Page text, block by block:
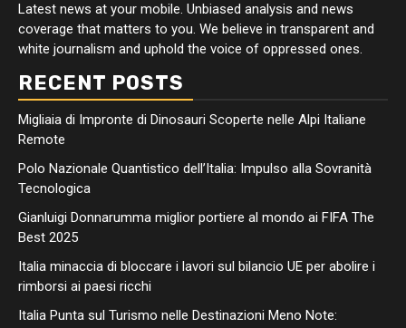
Latest news at your mobile. Unbiased analysis and news
coverage that matters to you. We believe in transparent and
white journalism and uphold the voice of oppressed ones.
RECENT POSTS
Migliaia di Impronte di Dinosauri Scoperte nelle Alpi Italiane
Remote
Polo Nazionale Quantistico dell’Italia: Impulso alla Sovranità
Tecnologica
Gianluigi Donnarumma miglior portiere al mondo ai FIFA The
Best 2025
Italia minaccia di bloccare i lavori sul bilancio UE per abolire i
rimborsi ai paesi ricchi
Italia Punta sul Turismo nelle Destinazioni Meno Note: